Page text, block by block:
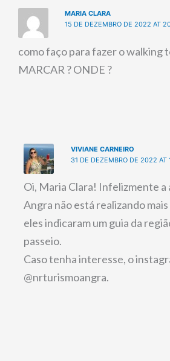
MARIA CLARA
15 DE DEZEMBRO DE 2022 AT
como faço para fazer o walking
MARCAR ? ONDE ?
VIVIANE CARNEIRO
31 DE DEZEMBRO DE 2022 AT
Oi, Maria Clara! Infelizmente a
Angra não está realizando mais
eles indicaram um guia da
passeio.
Caso tenha interesse, o
@nrturismoangra.